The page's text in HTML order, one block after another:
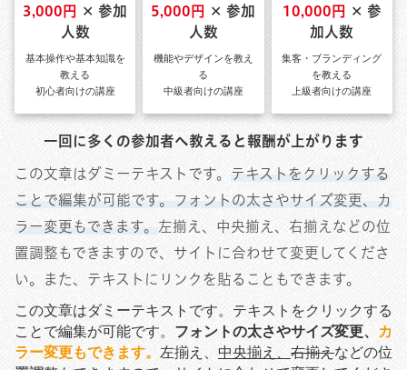
3,000円 ✕ 参加
人数
基本操作や基本知識を
教える
初心者向けの講座
5,000円 ✕ 参加
人数
機能やデザインを教え
る
中級者向けの講座
10,000円 ✕ 参
加人数
集客・ブランディング
を教える
上級者向けの講座
一回に多くの参加者へ教えると報酬が上がります
この文章はダミーテキストです。 テキストをクリックする
ことで編集が可能です。フォントの太さやサイズ変更、カ
ラー変更もできます。 左揃え、中央揃え、右揃えなどの位
置調整もできますので、サイトに合わせて変更してくださ
い。また、テキストにリンクを貼ることもできます。
この文章はダミーテキストです。テキストをクリックする
ことで編集が可能です。 フォントの太さやサイズ変更、
カ
ラー変更もできます。 左揃え、 中央揃え、 右揃えなどの位